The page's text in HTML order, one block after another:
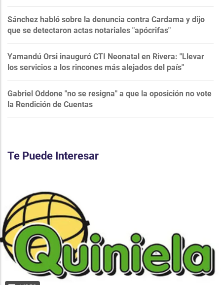
Sánchez habló sobre la denuncia contra Cardama y dijo
que se detectaron actas notariales "apócrifas"
Yamandú Orsi inauguró CTI Neonatal en Rivera: "Llevar
los servicios a los rincones más alejados del país"
Gabriel Oddone "no se resigna" a que la oposición no vote
la Rendición de Cuentas
Te Puede Interesar